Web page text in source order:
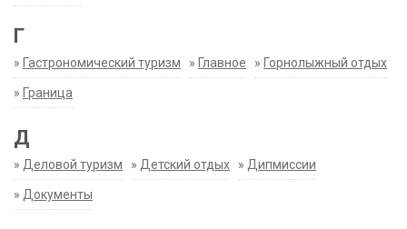
Г
» Гастрономический туризм » Главное » Горнолыжный отдых
» Граница
Д
» Деловой туризм » Детский отдых » Дипмиссии
» Документы